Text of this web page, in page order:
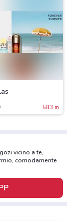
583 m
vicino a te,
comodamente